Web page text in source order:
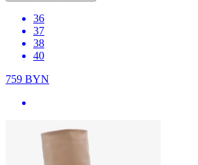
36
37
38
40
759 BYN